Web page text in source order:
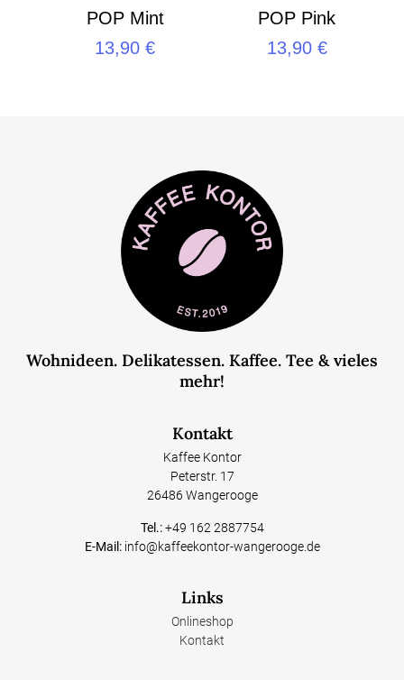
POP Mint
13,90€
POP Pink
13,90 €
Wohnideen. Delikatessen. Kaffee. Tee & vieles
mehr!
Kontakt
Kaffee Kontor
Peterstr. 17
26486 Wangerooge
Tel.: +49 162 2887754
E-Mail: info@kaffeekontor-wangerooge.de
Links
Onlineshop
Kontakt